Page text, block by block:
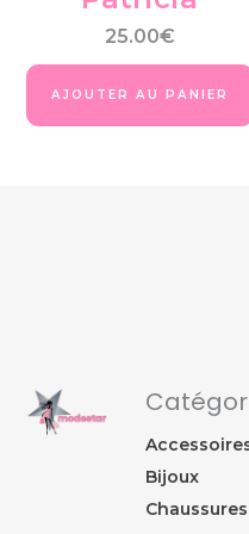
25.00€
AJOUTER AU PANIER
Bijoux
Chaussures